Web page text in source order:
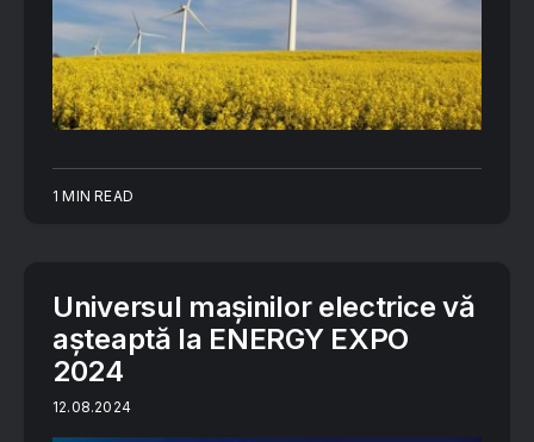
1 MIN READ
Universul mașinilor electrice vă
așteaptă la ENERGY EXPO
2024
12.08.2024